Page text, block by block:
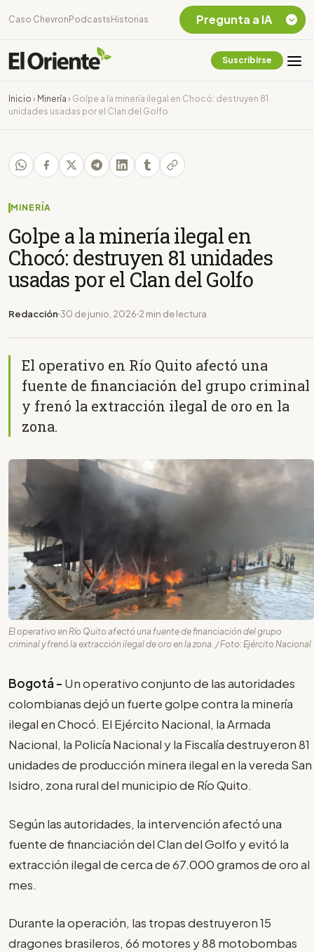
Caso Chevron Podcasts Historias
Suscribirse
Inicio › Minería › Golpe a la minería ilegal en Chocó: destruyen 81
unidades usadas por el Clan del Golfo
MINERÍA
Golpe a la minería ilegal en
Chocó: destruyen 81 unidades
usadas por el Clan del Golfo
Redacción 30 de junio, 2026 2 min de lectura
El operativo en Río Quito afectó una
fuente de financiación del grupo criminal
y frenó la extracción ilegal de oro en la
zona.
El operativo en Río Quito afectó una fuente de financiación del grupo
criminal y frenó la extracción ilegal de oro en la zona. / Foto: Ejército Nacional
Bogotá - Un operativo conjunto de las autoridades
colombianas dejó un fuerte golpe contra la minería
ilegal en Chocó. El Ejército Nacional, la Armada
Nacional, la Policía Nacional y la Fiscalía destruyeron 81
unidades de producción minera ilegal en la vereda San
Isidro, zona rural del municipio de Río Quito.
Según las autoridades, la intervención afectó una
fuente de financiación del Clan del Golfo y evitó la
extracción ilegal de cerca de 67.000 gramos de oro al
mes.
Durante la operación, las tropas destruyeron 15
dragones brasileros, 66 motores y 88 motobombas
Pregunta a IA
Chevron Ecuador